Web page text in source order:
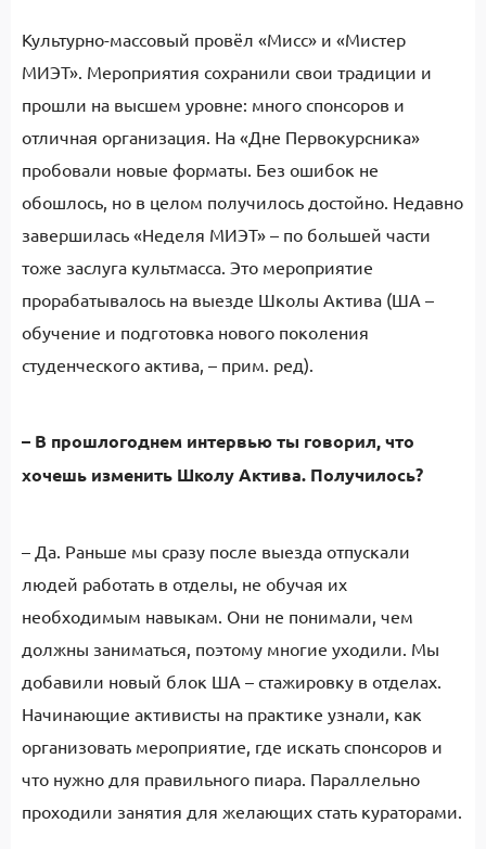
Культурно-массовый провёл «Мисс» и «Мистер
МИЭТ». Мероприятия сохранили свои традиции и
прошли на высшем уровне: много спонсоров и
отличная организация. На «Дне Первокурсника»
пробовали новые форматы. Без ошибок не
обошлось, но в целом получилось достойно. Недавно
завершилась «Неделя МИЭТ» – по большей части
тоже заслуга культмасса. Это мероприятие
прорабатывалось на выезде Школы Актива (ША –
обучение и подготовка нового поколения
студенческого актива, – прим. ред).
– В прошлогоднем интервью ты говорил, что
хочешь изменить Школу Актива. Получилось?
– Да. Раньше мы сразу после выезда отпускали
людей работать в отделы, не обучая их
необходимым навыкам. Они не понимали, чем
должны заниматься, поэтому многие уходили. Мы
добавили новый блок ША – стажировку в отделах.
Начинающие активисты на практике узнали, как
организовать мероприятие, где искать спонсоров и
что нужно для правильного пиара. Параллельно
проходили занятия для желающих стать кураторами.